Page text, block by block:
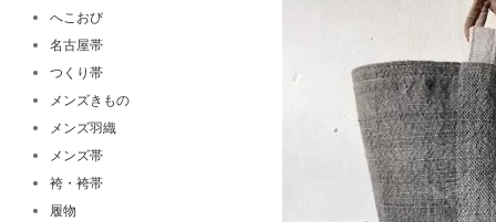
へこおび
名古屋帯
つくり帯
メンズきもの
メンズ羽織
メンズ帯
袴・袴帯
履物